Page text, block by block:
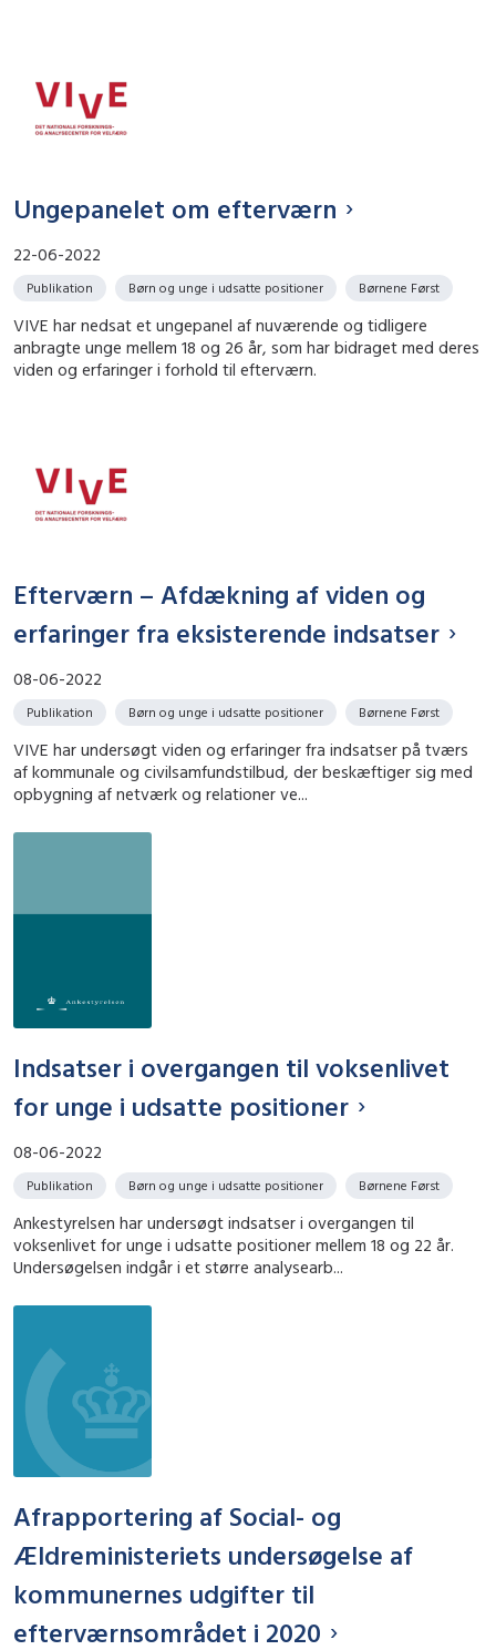
Ungepanelet om efterværn
22-06-2022
Publikation Børn og unge i udsatte positioner Børnene Først
VIVE har nedsat et ungepanel af nuværende og tidligere
anbragte unge mellem 18 og 26 år, som har bidraget med deres
viden og erfaringer i forhold til efterværn.
Efterværn – Afdækning af viden og
erfaringer fra eksisterende indsatser
08-06-2022
Publikation Børn og unge i udsatte positioner Børnene Først
VIVE har undersøgt viden og erfaringer fra indsatser på tværs
af kommunale og civilsamfundstilbud, der beskæftiger sig med
opbygning af netværk og relationer ve...
Indsatser i overgangen til voksenlivet
for unge i udsatte positioner
08-06-2022
Publikation Børn og unge i udsatte positioner Børnene Først
Ankestyrelsen har undersøgt indsatser i overgangen til
voksenlivet for unge i udsatte positioner mellem 18 og 22 år.
Undersøgelsen indgår i et større analysearb...
Afrapportering af Social- og
Ældreministeriets undersøgelse af
kommunernes udgifter til
efterværnsområdet i 2020